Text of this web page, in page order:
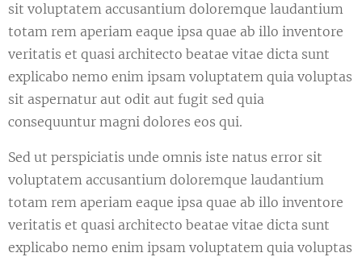
sit voluptatem accusantium doloremque laudantium
totam rem aperiam eaque ipsa quae ab illo inventore
veritatis et quasi architecto beatae vitae dicta sunt
explicabo nemo enim ipsam voluptatem quia voluptas
sit aspernatur aut odit aut fugit sed quia
consequuntur magni dolores eos qui.
Sed ut perspiciatis unde omnis iste natus error sit
voluptatem accusantium doloremque laudantium
totam rem aperiam eaque ipsa quae ab illo inventore
veritatis et quasi architecto beatae vitae dicta sunt
explicabo nemo enim ipsam voluptatem quia voluptas